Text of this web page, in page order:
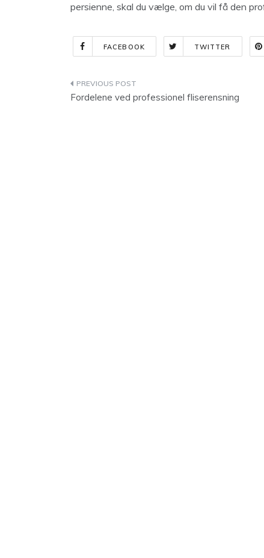
persienne, skal du vælge, om du vil få den
FACEBOOK TWITTER
Indlægsnavigation
Fordelene ved professionel fliserensning